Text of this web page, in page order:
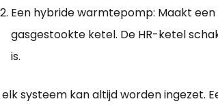
Een hybride warmtepomp: Maakt
gasgestookte ketel. De HR-ketel
is.
elk systeem kan altijd worden ingezet.